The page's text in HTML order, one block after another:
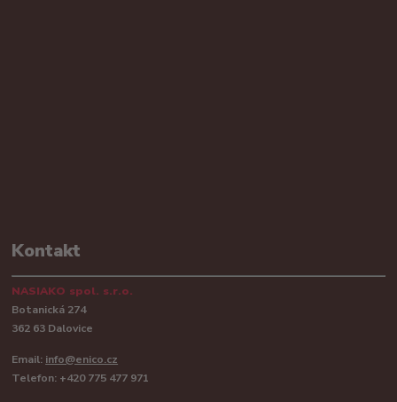
Kontakt
NASIAKO spol. s.r.o.
Botanická 274
362 63 Dalovice
Email: info@enico.cz
Telefon: +420 775 477 971